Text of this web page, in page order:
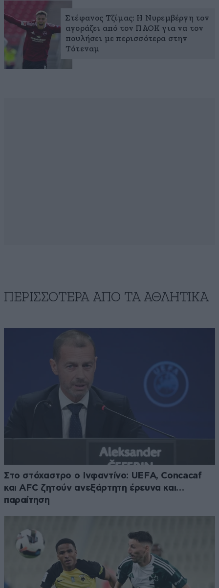
Στέφανος Τζίμας: Η Νυρεμβέργη τον
αγοράζει από τον ΠΑΟΚ για να τον
πουλήσει με περισσότερα στην
Τότεναμ
ΠΕΡΙΣΣΟΤΕΡΑ ΑΠΟ ΤA ΑΘΛΗΤΙΚΑ
Στο στόχαστρο ο Ινφαντίνο: UEFA, Concacaf
και AFC ζητούν ανεξάρτητη έρευνα και…
παραίτηση